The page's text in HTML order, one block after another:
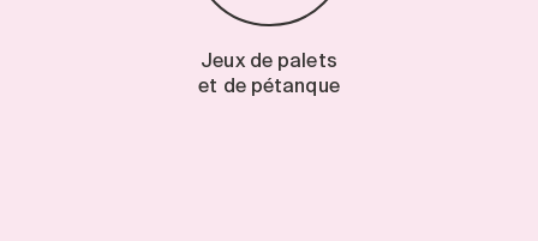
Jeux de palets
et de pétanque